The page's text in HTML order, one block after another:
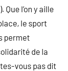
l’on y aille
le sport
permet
de la
vous pas dit